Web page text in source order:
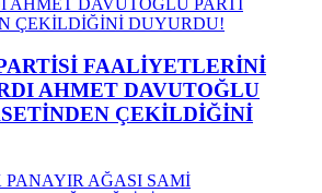
FAALİYETLERİNİ
AHMET DAVUTOĞLU
ÇEKİLDİĞİNİ